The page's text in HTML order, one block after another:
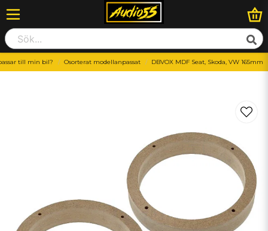
till min bil? Osorterat modellanpassat DBVOX MDF Seat, Skoda, VW 165mm